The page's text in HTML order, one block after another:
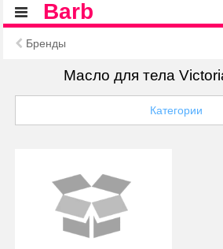
Barb
Бренды
Масло для тела
Категории